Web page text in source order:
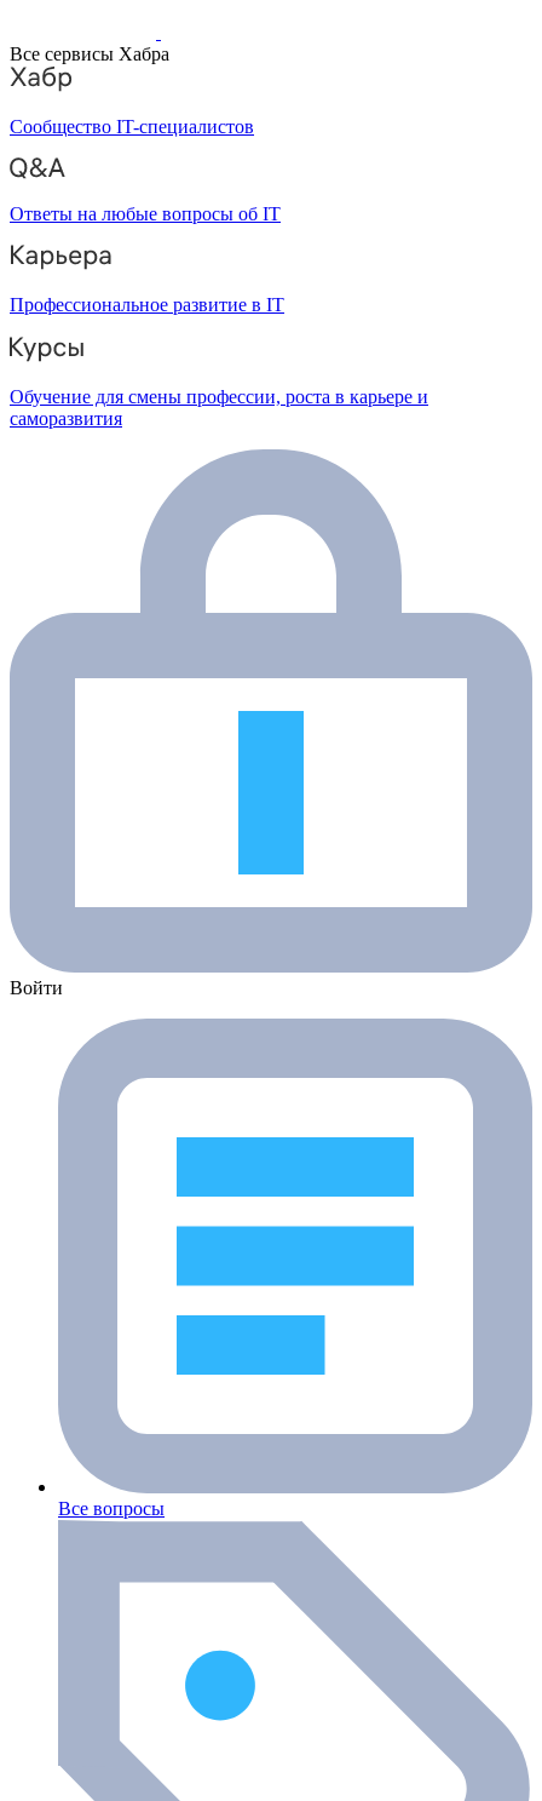
Все сервисы Хабра
Сообщество IT-специалистов
Ответы на любые вопросы об IT
Профессиональное развитие в IT
Обучение для смены профессии, роста в карьере и
саморазвития
Войти
Все вопросы